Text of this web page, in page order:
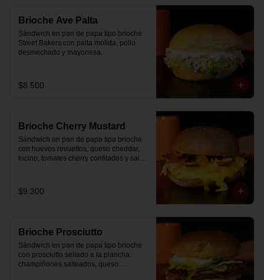
Brioche Ave Palta
Sándwich en pan de papa tipo brioche
Street Bakers con palta molida, pollo
desmechado y mayonesa.
$8.500
Brioche Cherry Mustard
Sándwich en pan de papa tipo brioche
con huevos revueltos, queso cheddar,
tocino, tomates cherry confitados y salsa
$9.300
Brioche Prosciutto
Sándwich en pan de papa tipo brioche
con prosciutto sellado a la plancha,
champiñones salteados, queso